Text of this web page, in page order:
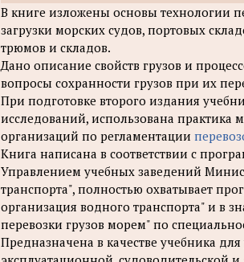
В книге изложены основы технологии
загрузки морских судов, портовых
трюмов и складов.
Дано описание свойств грузов и
вопросы сохранности грузов при их
При подготовке второго издания
исследований, использована
организаций по регламентации
Книга написана в соответствии с
Управлением учебных заведений
транспорта", полностью охватывает
организация водного транспорта" и в
перевозки грузов морем" по
Предназначена в качестве учебника